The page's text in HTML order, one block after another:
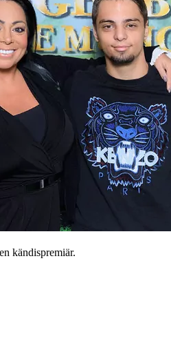
kändispremiär.